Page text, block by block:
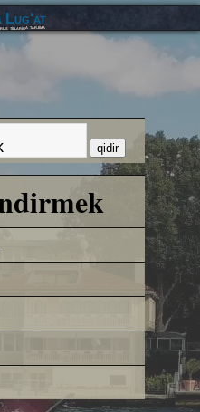
Lug‘at
tillariga tarjima